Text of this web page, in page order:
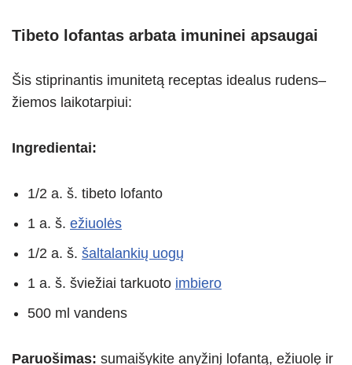
Tibeto lofantas arbata imuninei apsaugai
Šis stiprinantis imunitetą receptas idealus rudens–
žiemos laikotarpiui:
Ingredientai:
1/2 a. š. tibeto lofanto
1 a. š. ežiuolės
1/2 a. š. šaltalankių uogų
1 a. š. šviežiai tarkuoto imbiero
500 ml vandens
Paruošimas: sumaišykite anyžinį lofantą, ežiuolę ir